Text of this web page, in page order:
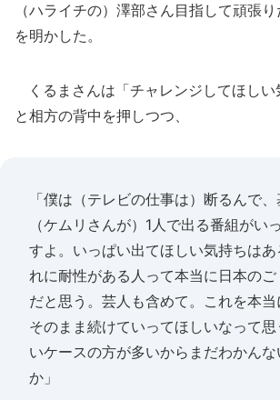
（ハライチの）澤部さん目指して頑張
を明かした。
くるまさんは「チャレンジしてほしい
と相方の背中を押しつつ、
「僕は（テレビの仕事は）断るんで、
（ケムリさんが）1人で出る番組がい
すよ。いっぱい出てほしい気持ちは
れに耐性がある人って本当に日本の
だと思う。芸人も含めて。これを本
そのまま続けていってほしいなって
いケースの方が多いからまだわかん
か」